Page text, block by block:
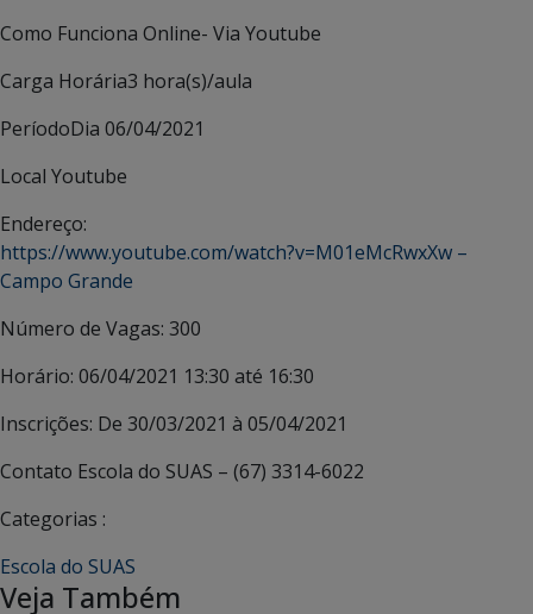
Como Funciona Online- Via Youtube
Carga Horária3 hora(s)/aula
PeríodoDia 06/04/2021
Local Youtube
Endereço:
https://www.youtube.com/watch?v=M01eMcRwxXw –
Campo Grande
Número de Vagas: 300
Horário: 06/04/2021 13:30 até 16:30
Inscrições: De 30/03/2021 à 05/04/2021
Contato Escola do SUAS – (67) 3314-6022
Categorias :
Escola do SUAS
Veja Também